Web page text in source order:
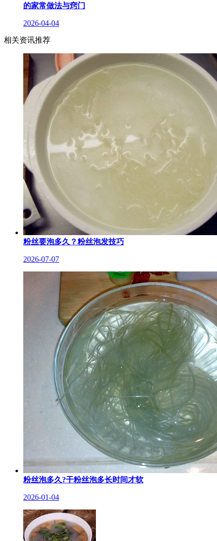
的家常做法与窍门
2026-04-04
相关资讯推荐
粉丝要泡多久？粉丝泡发技巧
2026-07-07
粉丝泡多久?干粉丝泡多长时间才软
2026-01-04